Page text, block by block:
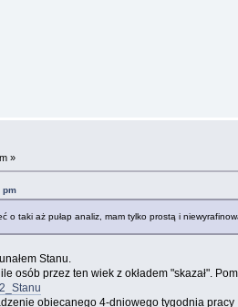
»
pm
o taki aż pułap analiz, mam tylko prostą i
Stanu.
osób przez ten wiek z okładem "skazał".
obiecanego 4-dniowego tygodnia pracy